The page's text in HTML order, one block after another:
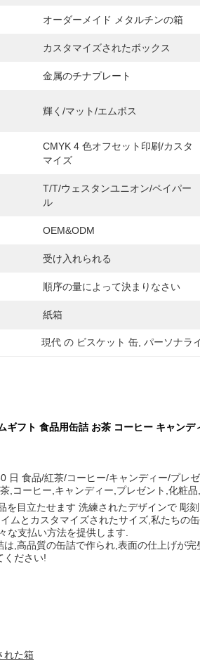
オーダーメイド メタルチンの箱
カスタマイズされたボックス
金属のチナプレート
輝く/マット/エムボス
CMYK 4 色オフセット印刷/カスタ
マイズ
T/T/ウェスタンユニオン/ペイパー
ル
OEM&ODM
受け入れられる
順序の量によって決まりなさい
紙箱
現代 の ビスケット 缶 パーソナラ
ギフト 食品用缶詰 お茶 コーヒー キャンデ
日 食品/紅茶/コーヒー/キャンディー/プレ
,コーヒー,キャンディー,プレゼント,化粧
を目立たせます 洗練されたデザインで 彫
ムとカスタマイズされたサイズ,私たちの
な支払い方法を提供します.
は,高品質の缶詰で作られ,表面の仕上げが
ください!
れた箱